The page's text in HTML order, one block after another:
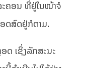
ຄອນ ທີ່ຢູ່ໃນໜ້າຈໍ
ດສົດຢູ່ກໍຕາມ.
ດ ເຊິ່ງລັກສະນະ